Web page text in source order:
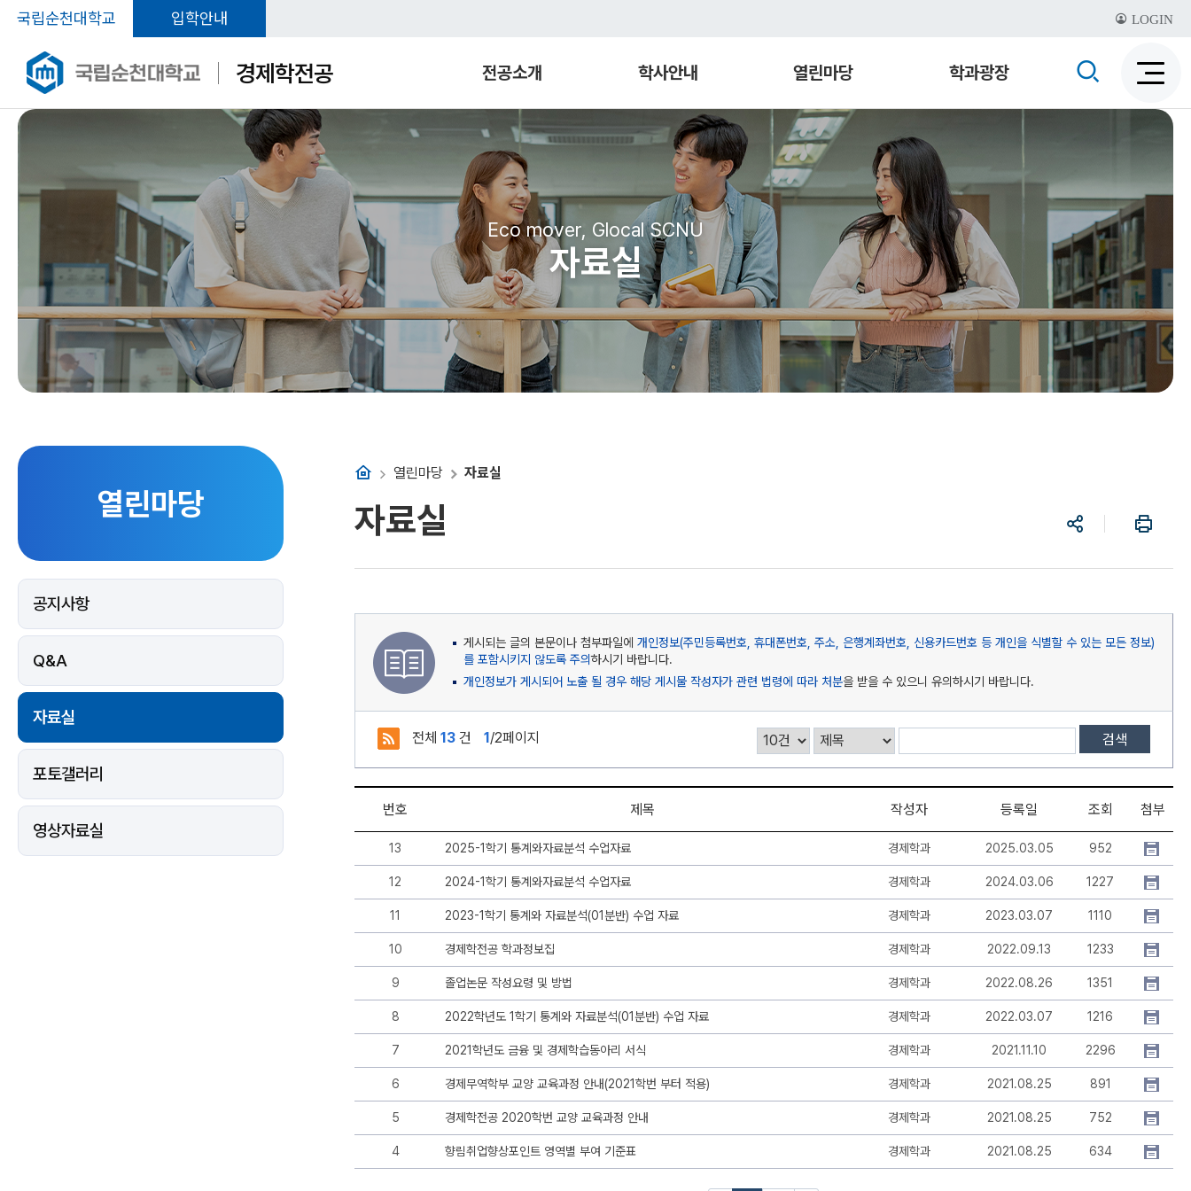
국립순천대학교 입학안내 LOGIN
경제학전공 전공소개 학사안내 열린마당 학과광장
색
성
화
색
Eco mover, Glocal SCNU
자료실
홈 열린마당 자료실
열린마당
공지사항
Q&A
자료실
포토갤러리
영상자료실
공
프
린
자료실
게시되는 글의 본문이나 첨부파일에 개인정보(주민등록번호, 휴대폰번호, 주소, 은행계좌번호, 신용카드번호 등 개인을 식별할 수 있는 모든 정보)
를 포함시키지 않도록 주의하시기 바랍니다.
개인정보가 게시되어 노출 될 경우 해당 게시물 작성자가 관련 법령에 따라 처분을 받을 수 있으니 유의하시기 바랍니다.
전체 13 건 1/2페이지 검색
번호 제목 작성자 등록일 조회 첨부
13 2025-1학기 통계와자료분석 수업자료 경제학과 2025.03.05 952
12 2024-1학기 통계와자료분석 수업자료 경제학과 2024.03.06 1227
11 2023-1학기 통계와 자료분석(01분반) 수업 자료 경제학과 2023.03.07 1110
10 경제학전공 학과정보집 경제학과 2022.09.13 1233
9 졸업논문 작성요령 및 방법 경제학과 2022.08.26 1351
8 2022학년도 1학기 통계와 자료분석(01분반) 수업 자료 경제학과 2022.03.07 1216
7 2021학년도 금융 및 경제학습동아리 서식 경제학과 2021.11.10 2296
6 경제무역학부 교양 교육과정 안내(2021학번 부터 적용) 경제학과 2021.08.25 891
5 경제학전공 2020학번 교양 교육과정 안내 경제학과 2021.08.25 752
4 향림취업향상포인트 영역별 부여 기준표 경제학과 2021.08.25 634